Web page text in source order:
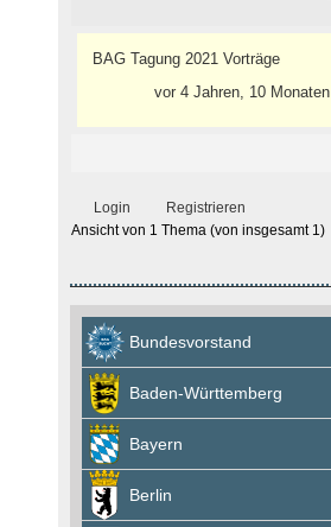
BAG Tagung 2021 Vorträge
vor 4 Jahren, 10 Monaten
Login
Registrieren
Ansicht von 1 Thema (von insgesamt 1)
Bundesvorstand
Baden-Württemberg
Bayern
Berlin